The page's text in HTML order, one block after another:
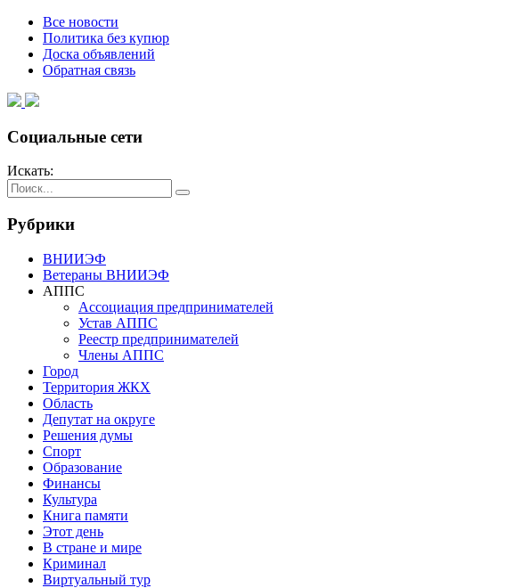
Все новости
Политика без купюр
Доска объявлений
Обратная связь
Социальные сети
Искать:
Рубрики
ВНИИЭФ
Ветераны ВНИИЭФ
АППС
Ассоциация предпринимателей
Устав АППС
Реестр предпринимателей
Члены АППС
Город
Территория ЖКХ
Область
Депутат на округе
Решения думы
Спорт
Образование
Финансы
Культура
Книга памяти
Этот день
В стране и мире
Криминал
Виртуальный тур